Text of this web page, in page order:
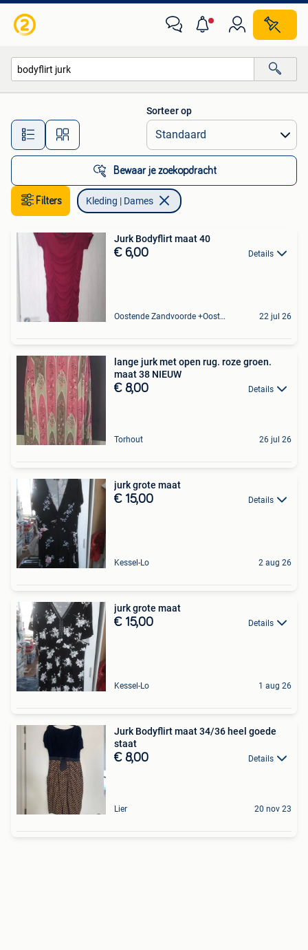
Alle afstanden…
Sorteer op
Bewaar je zoekopdracht
Filters Kleding | Dames
Jurk Bodyflirt maat 40
€ 6,00 Details
Oostende Zandvoorde +Oostende 22 jul 26
lange jurk met open rug. roze groen.
maat 38 NIEUW
€ 8,00 Details
Torhout 26 jul 26
jurk grote maat
€ 15,00 Details
Kessel-Lo 2 aug 26
jurk grote maat
€ 15,00 Details
Kessel-Lo 1 aug 26
Jurk Bodyflirt maat 34/36 heel goede
staat
€ 8,00 Details
Lier 20 nov 23